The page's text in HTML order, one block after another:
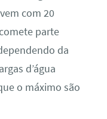
com 20
parte
da
d’água
o máximo são